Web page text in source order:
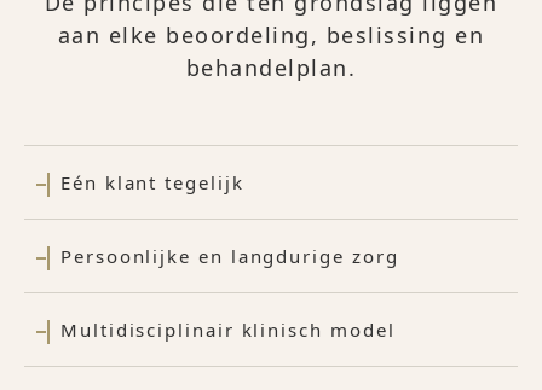
aan elke beoordeling, beslissing en
behandelplan.
Eén klant tegelijk
Persoonlijke en langdurige zorg
Multidisciplinair klinisch model